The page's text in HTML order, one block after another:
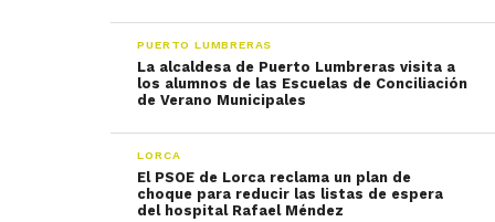
PUERTO LUMBRERAS
La alcaldesa de Puerto Lumbreras visita a
los alumnos de las Escuelas de Conciliación
de Verano Municipales
LORCA
El PSOE de Lorca reclama un plan de
choque para reducir las listas de espera
del hospital Rafael Méndez